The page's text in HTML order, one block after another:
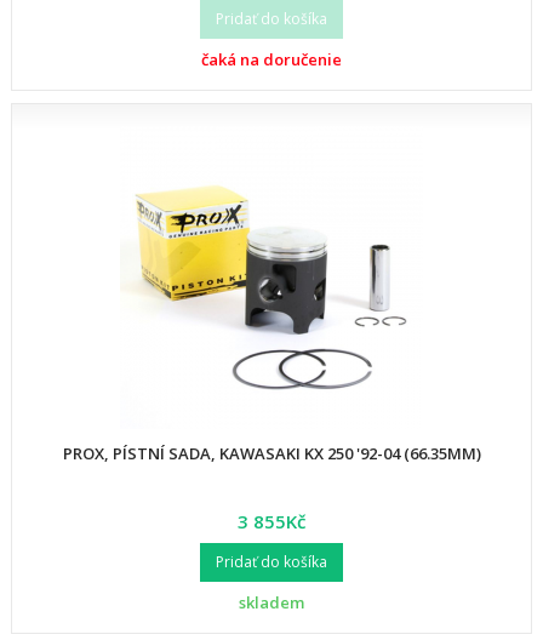
Pridať do košíka
čaká na doručenie
PROX, PÍSTNÍ SADA, KAWASAKI KX 250 '92-04 (66.35MM)
3 855Kč
Pridať do košíka
skladem